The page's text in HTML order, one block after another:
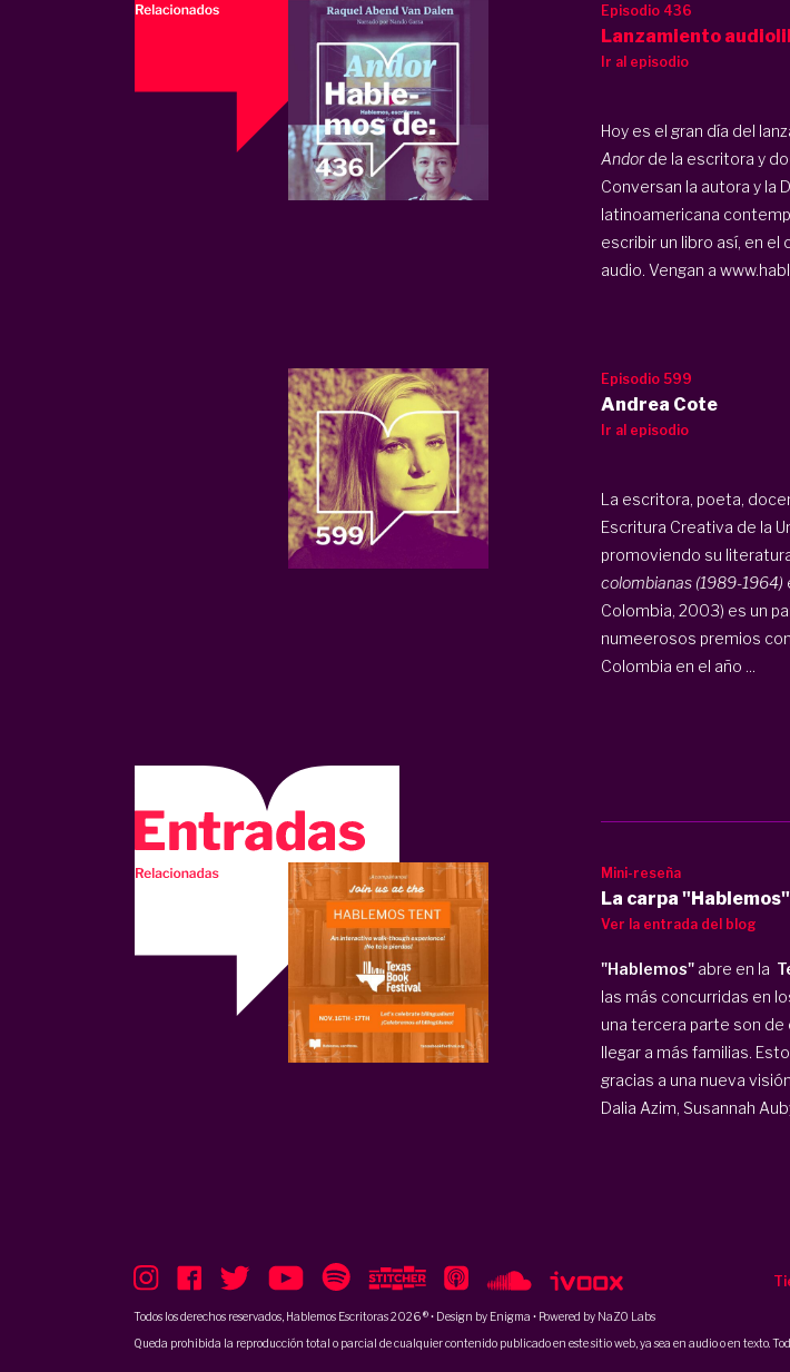
Episodio 436
Lanzamiento
Ir al episodio
Hoy es el gran día del
Andorde la escritora y
Conversan la autora y la
latinoamericana
escribir un libro así, en
audio. Vengan a
Episodio 599
Andrea Cote
Ir al episodio
La escritora, poeta,
Escritura Creativa de la
promoviendo su
colombianas (1989-1964)
Colombia, 2003) es un
numeerosos premios
Colombia en el año ...
Mini-reseña
La carpa
Ver la entrada del blog
"Hablemos"abre en la
las más concurridas en
una tercera parte son de
llegar a más familias.
gracias a una nueva
Dalia Azim, Susannah
Todos los derechos reservados, Hablemos Escritoras 2026 ® • Design by Enigma • Powered by NaZO Labs
Queda prohibida la reproducción total o parcial de cualquier contenido publicado en este sitio web, ya sea en audio o en texto.